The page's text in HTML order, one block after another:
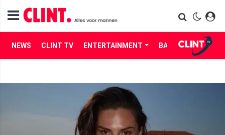
NEWS CLINT TV ENTERTAINMENT BABES LIFE